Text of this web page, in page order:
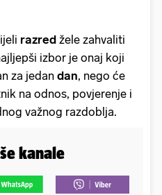
razred žele zahvaliti
izbor je onaj koji
za jedan dan, nego će
na odnos, povjerenje i
važnog razdoblja.
kanale